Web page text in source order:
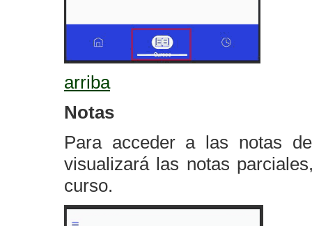
arriba
Notas
Para acceder a las notas
visualizará las notas
curso.